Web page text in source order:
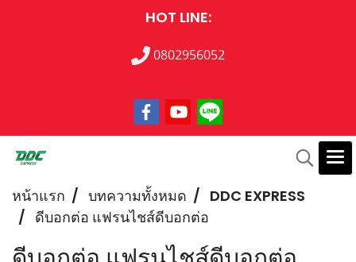
HOT LINE:
0802956052
หน้าแรก บทความทั้งหมด
DDC EXPRESS
ดีบอกต่อ แฟรนไชส์ดีบอกต่อ